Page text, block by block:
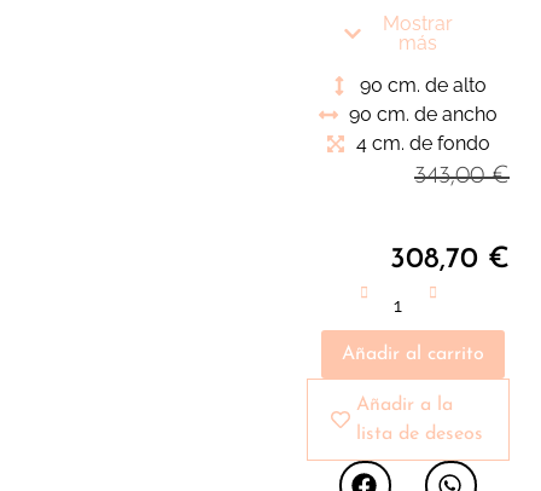
para dar amplitud y
luminosidad a
nuestros espacios.
Mostrar
más
90 cm. de alto
90 cm. de ancho
4 cm. de fondo
343,00€
308,70 €
Añadir al carrito
Añadir a la
lista de deseos